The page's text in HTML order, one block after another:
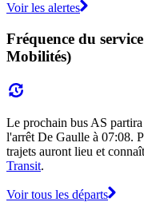
Voir les alertes
Fréquence du
Mobilités)
Le prochain bus AS
l'arrêt De Gaulle à 07:08.
trajets auront lieu et
Transit.
Voir tous les départs